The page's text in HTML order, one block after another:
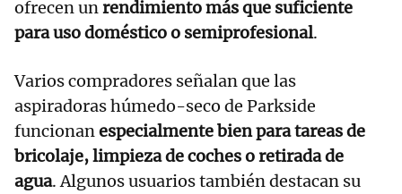
ofrecen unrendimiento más que suficiente
para uso doméstico o semiprofesional.
Varios compradores señalan que las
aspiradoras húmedo-seco de Parkside
funcionanespecialmente bien para tareas de
bricolaje, limpieza de coches o retirada de
agua. Algunos usuarios también destacan su